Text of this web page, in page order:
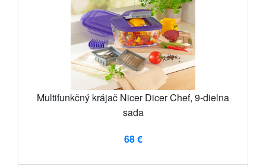
Multifunkčný krájač Nicer Dicer Chef, 9-dielna
sada
68 €